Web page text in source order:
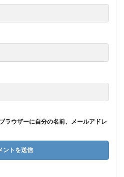
ラウザーに自分の名前、メールアドレ